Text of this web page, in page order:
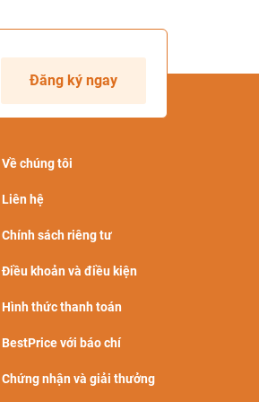
Đăng ký ngay
Về chúng tôi
Liên hệ
Chính sách riêng tư
Điều khoản và điều kiện
Hình thức thanh toán
BestPrice với báo chí
Chứng nhận và giải thưởng